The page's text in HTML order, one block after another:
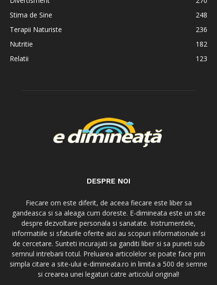
Stima de Sine
248
Terapii Naturiste
236
Nutritie
182
Relatii
123
DESPRE NOI
Fiecare om este diferit, de aceea fiecare este liber sa
gandeasca si sa aleaga cum doreste. E-dimineata este un site
despre dezvoltare personala si sanatate. Instrumentele,
informatiile si sfaturile oferite aici au scopuri informationale si
de cercetare. Sunteti incurajati sa ganditi liber si sa puneti sub
semnul intrebarii totul. Preluarea articolelor se poate face prin
simpla citare a site-ului e-dimineata.ro in limita a 500 de semne
si crearea unei legaturi catre articolul original!